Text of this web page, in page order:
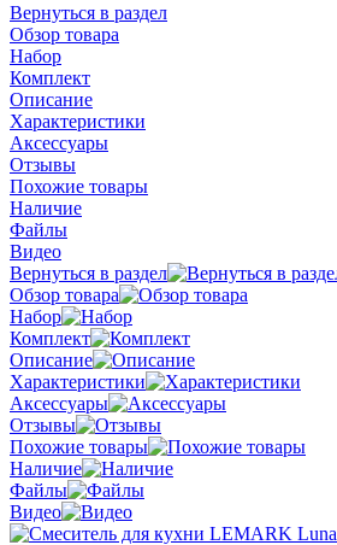
Вернуться в раздел
Обзор товара
Набор
Комплект
Описание
Характеристики
Аксессуары
Отзывы
Похожие товары
Наличие
Файлы
Видео
Вернуться в раздел
Обзор товара
Набор
Комплект
Описание
Характеристики
Аксессуары
Отзывы
Похожие товары
Наличие
Файлы
Видео